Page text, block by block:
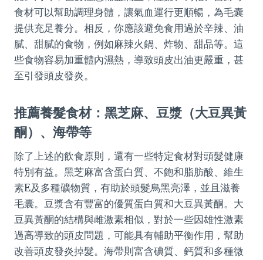
食材可以幫助調理身體，讓氣血運行更順暢，為毛囊
提供充足養分。相反，你應該避免食用過於辛辣、油
膩、甜膩的食物，例如麻辣火鍋、炸物、甜品等。這
些食物容易加重體內濕熱，導致頭皮出油更嚴重，甚
至引發頭皮發炎。
推薦養髮食材：黑芝麻、豆漿（大豆異黃
酮）、海帶等
除了上述的飲食原則，還有一些特定食材對頭髮健康
特別有益。黑芝麻富含蛋白質、不飽和脂肪酸、維生
素E及多種礦物質，有助於頭髮烏黑亮澤，並且滋養
毛囊。豆漿含有豐富的優質蛋白質和大豆異黃酮。大
豆異黃酮的結構與雌激素相似，對於一些因雄性激素
過高導致的頭皮問題，可能具有輔助平衡作用，幫助
改善頭皮發炎掉髮。海帶則富含碘質、鈣質和多種微